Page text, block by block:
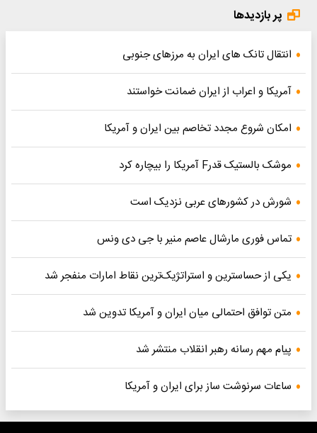
پر بازدیدها
انتقال تانک های ایران به مرزهای جنوبی
آمریکا و اعراب از ایران ضمانت خواستند
امکان شروع مجدد تخاصم‌ بین ایران و آمریکا
موشک بالستیک قدرF آمریکا را بیچاره کرد
شورش در کشورهای عربی نزدیک است
تماس فوری مارشال عاصم منیر با جی دی ونس
یکی از حساسترین و استراتژیک‌ترین نقاط امارات منفجر شد
متن توافق احتمالی میان ایران و آمریکا تدوین شد
پیام مهم رسانه رهبر انقلاب منتشر شد
ساعات سرنوشت ساز برای ایران و آمریکا